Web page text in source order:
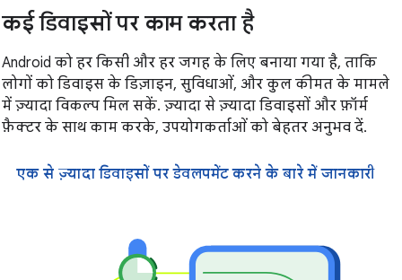
कई डिवाइसों पर काम करता है
Android को हर किसी और हर जगह के लिए बनाया गया है, ताकि
लोगों को डिवाइस के डिज़ाइन, सुविधाओं, और कुल कीमत के मामले
में ज़्यादा विकल्प मिल सकें. ज़्यादा से ज़्यादा डिवाइसों और फ़ॉर्म
फ़ैक्टर के साथ काम करके, उपयोगकर्ताओं को बेहतर अनुभव दें.
एक से ज़्यादा डिवाइसों पर डेवलपमेंट करने के बारे में जानकारी